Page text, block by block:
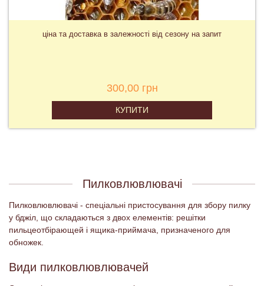
ціна та доставка в залежності від сезону на запит
300,00 грн
КУПИТИ
Пилковлювлювачі
Пилковлювлювачі - спеціальні пристосування для збору пилку
у бджіл, що складаються з двох елементів: решітки
пильцеотбірающей і ящика-приймача, призначеного для
обножек.
Види пилковлювлювачей